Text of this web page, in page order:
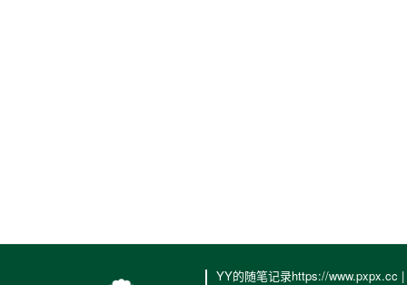
YY的随笔记录https://www.pxpx.cc |